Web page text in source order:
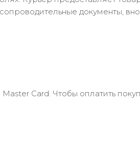
документы,
Card. Чтобы оплатить